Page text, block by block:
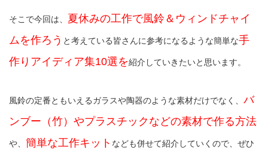
そこで今回は、 夏休みの工作で風鈴＆ウィンドチャイ
ムを作ろう と考えている皆さんに参考になるような簡単な手
作りアイディア集10選を紹介していきたいと思います。
風鈴の定番ともいえるガラスや陶器のような素材だけでなく、 バ
ンブー（竹）やプラスチックなどの素材で作る方法
や、 簡単な工作キット なども併せて紹介していくので、ぜひ